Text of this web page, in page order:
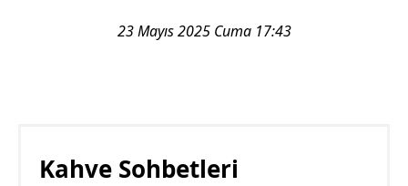
23 Mayıs 2025 Cuma 17:43
Kahve Sohbetleri